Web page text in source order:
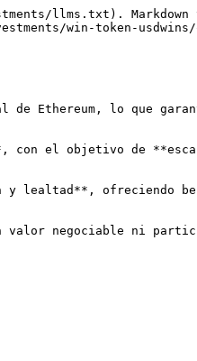
llms.txt). Markdown
win-token-usdwins/
de Ethereum, lo que
con el objetivo de
y lealtad**, ofreciendo
un valor negociable ni